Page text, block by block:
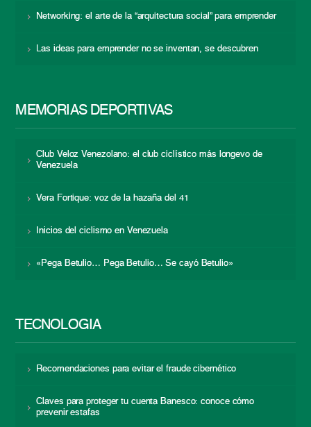
Networking: el arte de la “arquitectura social” para emprender
Las ideas para emprender no se inventan, se descubren
MEMORIAS DEPORTIVAS
Club Veloz Venezolano: el club ciclístico más longevo de
Venezuela
Vera Fortique: voz de la hazaña del 41
Inicios del ciclismo en Venezuela
«Pega Betulio… Pega Betulio… Se cayó Betulio»
TECNOLOGÍA
Recomendaciones para evitar el fraude cibernético
Claves para proteger tu cuenta Banesco: conoce cómo
prevenir estafas